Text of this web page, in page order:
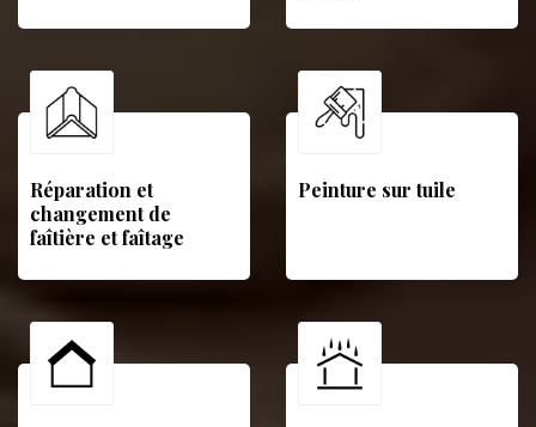
Réparation et
changement de
faîtière et faîtage
Peinture sur tuile